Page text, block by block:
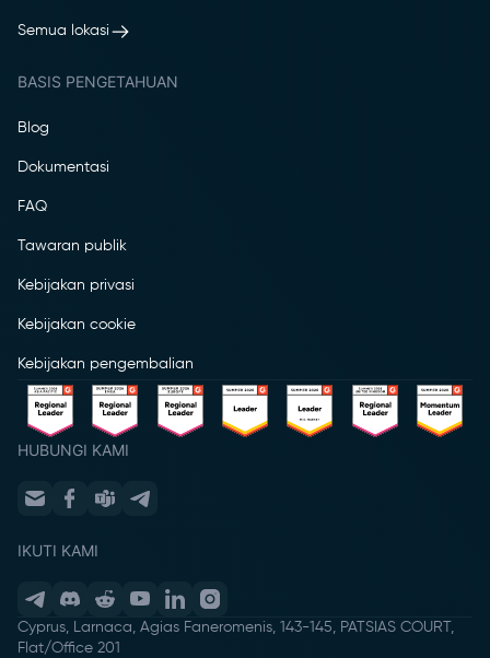
Semua lokasi
BASIS PENGETAHUAN
Blog
Dokumentasi
FAQ
Tawaran publik
Kebijakan privasi
Kebijakan cookie
Kebijakan pengembalian
HUBUNGI KAMI
IKUTI KAMI
Cyprus, Larnaca, Agias Faneromenis, 143-145, PATSIAS COURT,
Flat/Office 201